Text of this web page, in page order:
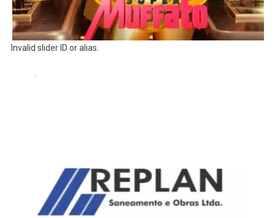
Invalid slider ID or alias.